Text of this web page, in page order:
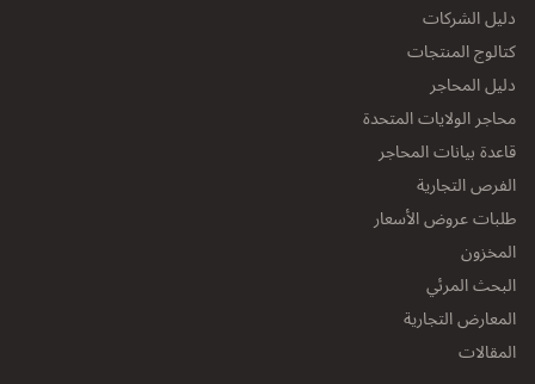
دليل الشركات
كتالوج المنتجات
دليل المحاجر
محاجر الولايات المتحدة
قاعدة بيانات المحاجر
الفرص التجارية
طلبات عروض الأسعار
المخزون
البحث المرئي
المعارض التجارية
المقالات